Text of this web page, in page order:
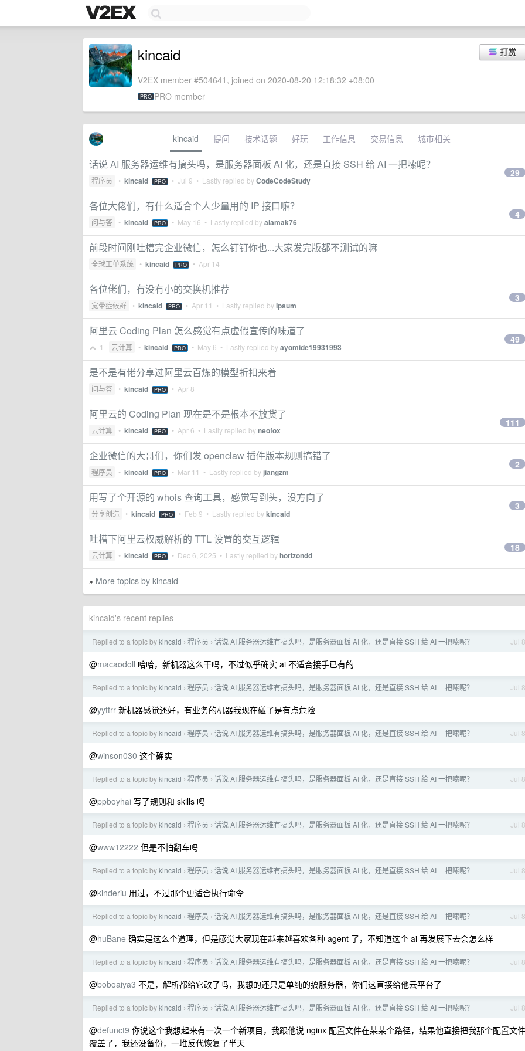
打赏
kincaid
V2EX member #504641, joined on 2020-08-20 12:18:32 +08:00
PRO PRO member
kincaid 提问 技术话题 好玩 工作信息 交易信息 城市相关
话说 AI 服务器运维有搞头吗，是服务器面板 AI 化，还是直接 SSH 给 AI 一把嗦呢？
程序员 • kincaid PRO • Jul 9 • Lastly replied byCodeCodeStudy
29
各位大佬们，有什么适合个人少量用的 IP 接口嘛？
问与答 • kincaid PRO • May 16 • Lastly replied byalamak76
4
前段时间刚吐槽完企业微信，怎么钉钉你也...大家发完版都不测试的嘛
全球工单系统 • kincaid PRO • Apr 14
各位佬们，有没有小的交换机推荐
宽带症候群 • kincaid PRO • Apr 11 • Lastly replied byIpsum
3
阿里云 Coding Plan 怎么感觉有点虚假宣传的味道了
1 云计算 • kincaid PRO • May 6 • Lastly replied byayomide19931993
49
是不是有佬分享过阿里云百炼的模型折扣来着
问与答 • kincaid PRO • Apr 8
阿里云的 Coding Plan 现在是不是根本不放货了
云计算 • kincaid PRO • Apr 6 • Lastly replied byneofox
111
企业微信的大哥们，你们发 openclaw 插件版本规则搞错了
程序员 • kincaid PRO • Mar 11 • Lastly replied by jiangzm
2
用写了个开源的 whois 查询工具，感觉写到头，没方向了
分享创造 • kincaid PRO • Feb 9 • Lastly replied bykincaid
3
吐槽下阿里云权威解析的 TTL 设置的交互逻辑
云计算 • kincaid PRO • Dec 6, 2025 • Lastly replied byhorizondd
18
» More topics by kincaid
kincaid's recent replies
Jul 8
Replied to a topic bykincaid › 程序员 › 话说 AI 服务器运维有搞头吗，是服务器面板 AI 化，还是直接 SSH 给 AI 一把嗦呢？
@macaodoll 哈哈，新机器这么干吗，不过似乎确实 ai 不适合接手已有的
Jul 8
Replied to a topic bykincaid › 程序员 › 话说 AI 服务器运维有搞头吗，是服务器面板 AI 化，还是直接 SSH 给 AI 一把嗦呢？
@yyttrr 新机器感觉还好，有业务的机器我现在碰了是有点危险
Jul 8
Replied to a topic bykincaid › 程序员 › 话说 AI 服务器运维有搞头吗，是服务器面板 AI 化，还是直接 SSH 给 AI 一把嗦呢？
@winson030 这个确实
Jul 8
Replied to a topic bykincaid › 程序员 › 话说 AI 服务器运维有搞头吗，是服务器面板 AI 化，还是直接 SSH 给 AI 一把嗦呢？
@ppboyhai 写了规则和 skills 吗
Jul 8
Replied to a topic bykincaid › 程序员 › 话说 AI 服务器运维有搞头吗，是服务器面板 AI 化，还是直接 SSH 给 AI 一把嗦呢？
@www12222 但是不怕翻车吗
Jul 8
Replied to a topic bykincaid › 程序员 › 话说 AI 服务器运维有搞头吗，是服务器面板 AI 化，还是直接 SSH 给 AI 一把嗦呢？
@kinderiu 用过，不过那个更适合执行命令
Jul 8
Replied to a topic bykincaid › 程序员 › 话说 AI 服务器运维有搞头吗，是服务器面板 AI 化，还是直接 SSH 给 AI 一把嗦呢？
@huBane 确实是这么个道理，但是感觉大家现在越来越喜欢各种 agent 了，不知道这个 ai 再发展下去会怎么样
Jul 8
Replied to a topic bykincaid › 程序员 › 话说 AI 服务器运维有搞头吗，是服务器面板 AI 化，还是直接 SSH 给 AI 一把嗦呢？
@boboaiya3 不是，解析都给它改了吗，我想的还只是单纯的搞服务器，你们这直接给他云平台了
Jul 8
Replied to a topic bykincaid › 程序员 › 话说 AI 服务器运维有搞头吗，是服务器面板 AI 化，还是直接 SSH 给 AI 一把嗦呢？
@defunct9 你说这个我想起来有一次一个新项目，我跟他说 nginx 配置文件在某某个路径，结果他直接把我那个配置文件
覆盖了，我还没备份，一堆反代恢复了半天